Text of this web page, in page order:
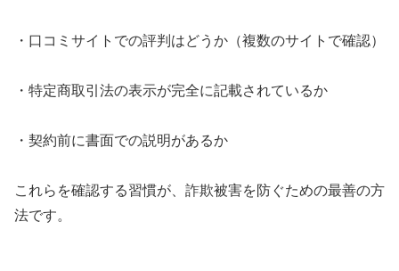
・口コミサイトでの評判はどうか（複数のサイトで確認）
・特定商取引法の表示が完全に記載されているか
・契約前に書面での説明があるか
これらを確認する習慣が、詐欺被害を防ぐための最善の方
法です。